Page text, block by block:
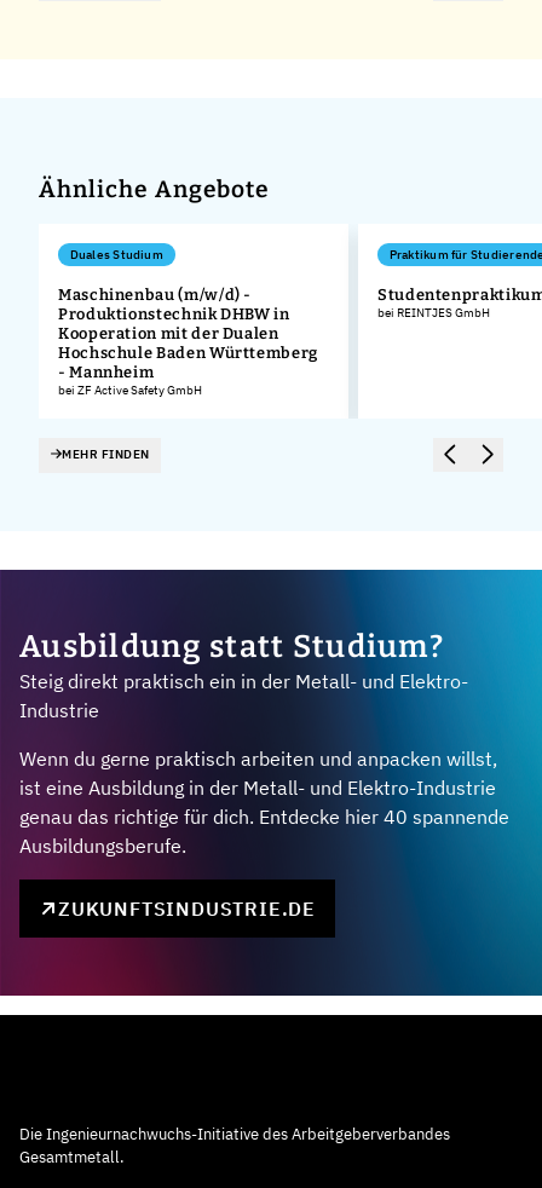
Ähnliche Angebote
Duales Studium
Maschinenbau (m/w/d) -
Produktionstechnik DHBW in
Kooperation mit der Dualen
Hochschule Baden Württemberg
- Mannheim
bei ZF Active Safety GmbH
Praktikum für
bei REINTJES GmbH
MEHR FINDEN
Ausbildung statt Studium?
Steig direkt praktisch ein in der Metall- und Elektro-
Industrie
Wenn du gerne praktisch arbeiten und anpacken willst,
ist eine Ausbildung in der Metall- und Elektro-Industrie
genau das richtige für dich. Entdecke hier 40 spannende
Ausbildungsberufe.
ZUKUNFTSINDUSTRIE.DE
Die Ingenieurnachwuchs-Initiative des Arbeitgeberverbandes
Gesamtmetall.